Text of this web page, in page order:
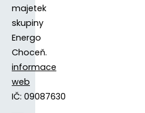
majetek
skupiny
Energo
Choceň.
informace
web
IČ: 09087630